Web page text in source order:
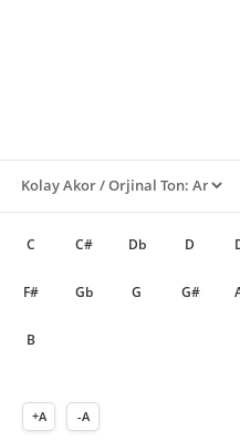
C C# Db D
F# Gb G G#
B
+A -A